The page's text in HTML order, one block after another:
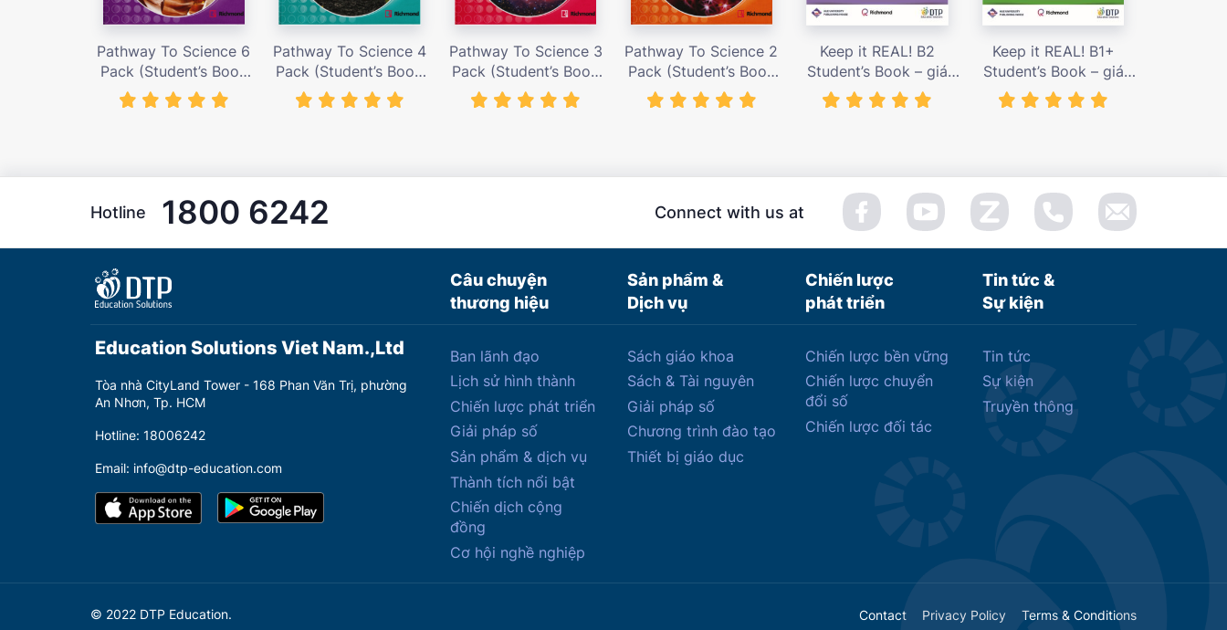
Pathway To Science 6
Pack (Student’s Book
with Activity Cards) –
Giá bán 419,000 vnđ
Pathway To Science 4
Pack (Student’s Book
with Activity Cards) –
Giá bán 419,000 vnđ
Pathway To Science 3
Pack (Student’s Book
with Activity Cards) –
Giá bán 419,000 vnđ
Pathway To Science 2
Pack (Student’s Book
with Activity Cards) –
Giá bán 419,000 vnđ
Keep it REAL! B2
Student’s Book – giá
bán 239,000 vnđ
Keep it REAL! B1+
Student’s Book – giá
bán 239,000 vnđ
Hotline 1800 6242 Connect with us at
Câu chuyện
thương hiệu
Sản phẩm &
Dịch vụ
Chiến lược
phát triển
Tin tức &
Sự kiện
Education Solutions Viet Nam.,Ltd
Tòa nhà CityLand Tower - 168 Phan Văn Trị, phường
An Nhơn, Tp. HCM
Hotline: 18006242
Email: info@dtp-education.com
Ban lãnh đạo
Lịch sử hình thành
Chiến lược phát triển
Giải pháp số
Sản phẩm & dịch vụ
Thành tích nổi bật
Chiến dịch cộng
đồng
Cơ hội nghề nghiệp
Sách giáo khoa
Sách & Tài nguyên
Giải pháp số
Chương trình đào tạo
Thiết bị giáo dục
Chiến lược bền vững
Chiến lược chuyển
đổi số
Chiến lược đối tác
Tin tức
Sự kiện
Truyền thông
© 2022 DTP Education. Contact Privacy Policy Terms & Conditions